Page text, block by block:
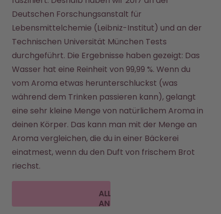
Deutschen Forschungsanstalt für
Lebensmittelchemie (Leibniz-Institut) und an der
Technischen Universität München Tests
durchgeführt. Die Ergebnisse haben gezeigt: Das
Wasser hat eine Reinheit von 99,99 %. Wenn du
vom Aroma etwas herunterschluckst (was
während dem Trinken passieren kann), gelangt
eine sehr kleine Menge von natürlichem Aroma in
deinen Körper. Das kann man mit der Menge an
Aroma vergleichen, die du in einer Bäckerei
einatmest, wenn du den Duft von frischem Brot
riechst.
ALLE FAQ
ANSEHEN